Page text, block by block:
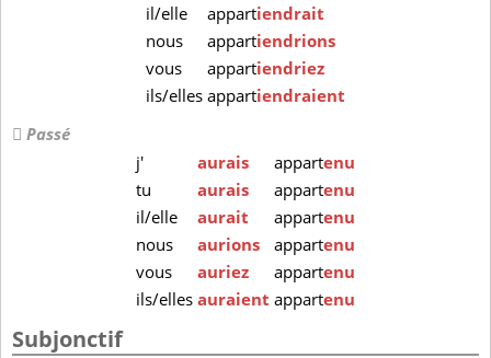
il/elle
appartiendrait
nous
appartiendrions
vous
appartiendriez
ils/ellesappartiendraient
Passé
j'
aurais appartenu
tu
aurais appartenu
il/elle
aurait appartenu
nous
aurions appartenu
vous
auriez appartenu
ils/ellesauraient appartenu
Subjonctif